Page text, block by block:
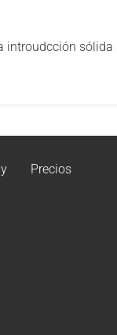
introudcción sólida
Precios